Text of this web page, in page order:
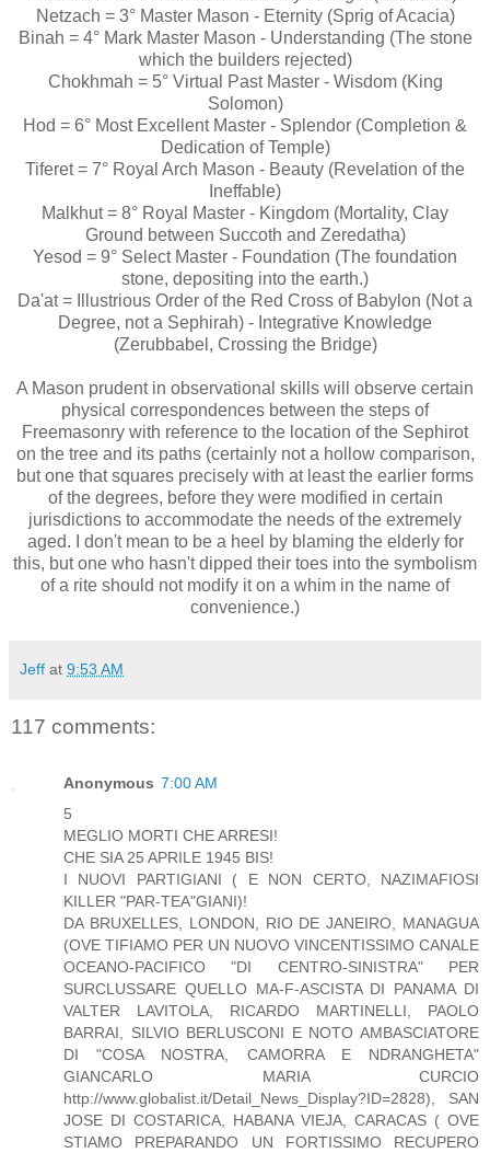
Netzach = 3° Master Mason - Eternity (Sprig of Acacia)
Binah = 4° Mark Master Mason - Understanding (The stone
which the builders rejected)
Chokhmah = 5° Virtual Past Master - Wisdom (King
Solomon)
Hod = 6° Most Excellent Master - Splendor (Completion &
Dedication of Temple)
Tiferet = 7° Royal Arch Mason - Beauty (Revelation of the
Ineffable)
Malkhut = 8° Royal Master - Kingdom (Mortality, Clay
Ground between Succoth and Zeredatha)
Yesod = 9° Select Master - Foundation (The foundation
stone, depositing into the earth.)
Da'at = Illustrious Order of the Red Cross of Babylon (Not a
Degree, not a Sephirah) - Integrative Knowledge
(Zerubbabel, Crossing the Bridge)
A Mason prudent in observational skills will observe certain
physical correspondences between the steps of
Freemasonry with reference to the location of the Sephirot
on the tree and its paths (certainly not a hollow comparison,
but one that squares precisely with at least the earlier forms
of the degrees, before they were modified in certain
jurisdictions to accommodate the needs of the extremely
aged. I don't mean to be a heel by blaming the elderly for
this, but one who hasn't dipped their toes into the symbolism
of a rite should not modify it on a whim in the name of
convenience.)
Jeff at 9:53 AM
117 comments:
Anonymous 7:00 AM
5
MEGLIO MORTI CHE ARRESI!
CHE SIA 25 APRILE 1945 BIS!
I NUOVI PARTIGIANI ( E NON CERTO, NAZIMAFIOSI
KILLER "PAR-TEA"GIANI)!
DA BRUXELLES, LONDON, RIO DE JANEIRO, MANAGUA
(OVE TIFIAMO PER UN NUOVO VINCENTISSIMO CANALE
OCEANO-PACIFICO "DI CENTRO-SINISTRA" PER
SURCLUSSARE QUELLO MA-F-ASCISTA DI PANAMA DI
VALTER LAVITOLA, RICARDO MARTINELLI, PAOLO
BARRAI, SILVIO BERLUSCONI E NOTO AMBASCIATORE
DI "COSA NOSTRA, CAMORRA E NDRANGHETA"
GIANCARLO MARIA CURCIO
http://www.globalist.it/Detail_News_Display?ID=2828), SAN
JOSE DI COSTARICA, HABANA VIEJA, CARACAS ( OVE
STIAMO PREPARANDO UN FORTISSIMO RECUPERO